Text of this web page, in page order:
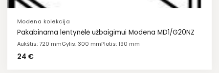
Modena kolekcija
Pakabinama lentynėlė užbaigimui Modena MD1/G20NZ
Aukštis: 720 mmGylis: 300 mmPlotis: 190 mm
24 €